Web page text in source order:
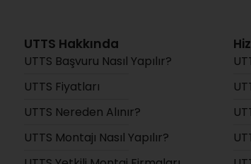
UTTS Hakkında
UTTS Başvuru Nasıl Yapılır?
UTTS Fiyatları
UTTS Nereden Alınır?
UTTS Montajı Nasıl Yapılır?